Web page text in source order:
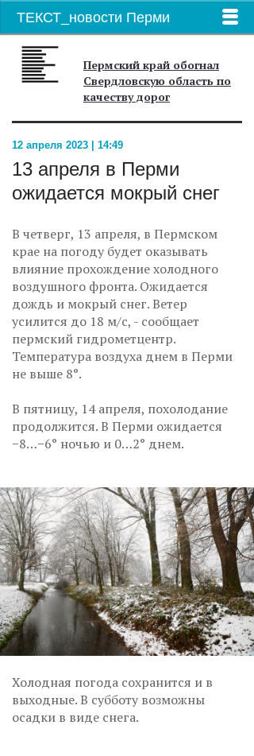
ТЕКСТ_новости Перми
Пермский край обогнал
Свердловскую область по
качеству дорог
12 апреля 2023 | 14:49
13 апреля в Перми
ожидается мокрый снег
В четверг, 13 апреля, в Пермском
крае на погоду будет оказывать
влияние прохождение холодного
воздушного фронта. Ожидается
дождь и мокрый снег. Ветер
усилится до 18 м/с, - сообщает
пермский гидрометцентр.
Температура воздуха днем в Перми
не выше 8°.
В пятницу, 14 апреля, похолодание
продолжится. В Перми ожидается
−8…−6° ночью и 0…2° днем.
Холодная погода сохранится и в
выходные. В субботу возможны
осадки в виде снега.